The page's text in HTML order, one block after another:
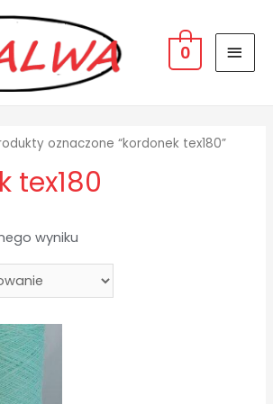
0
oznaczone “kordonek tex180”
tex180
wyniku